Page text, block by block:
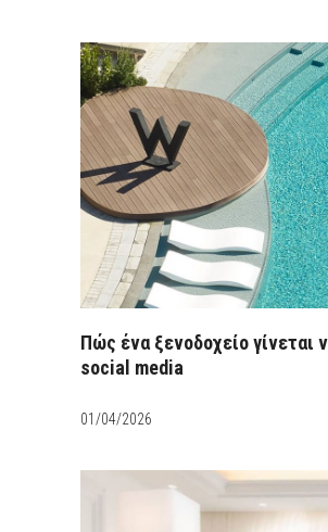
Πώς ένα ξενοδοχείο γίνεται
social media
01/04/2026